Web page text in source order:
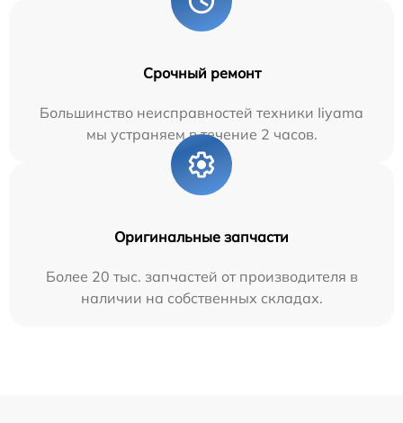
Срочный ремонт
Большинство неисправностей техники Iiyama
мы устраняем в течение 2 часов.
Оригинальные запчасти
Более 20 тыс. запчастей от производителя в
наличии на собственных складах.